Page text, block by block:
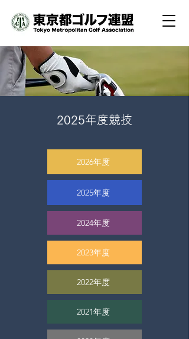
2025年度競技
2026年度
2025年度
2024年度
2023年度
2022年度
2021年度